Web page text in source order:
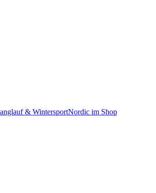
& WintersportNordic im Shop